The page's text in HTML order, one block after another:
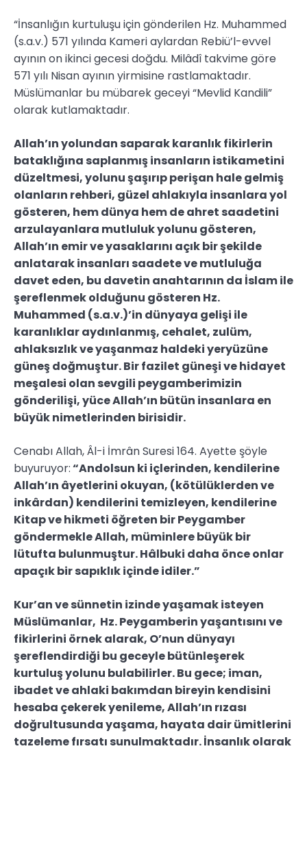
“İnsanlığın kurtuluşu için gönderilen Hz. Muhammed
(s.a.v.) 571 yılında Kameri aylardan Rebiü’l-evvel
ayının on ikinci gecesi doğdu. Milâdî takvime göre
571 yılı Nisan ayının yirmisine rastlamaktadır.
Müslümanlar bu mübarek geceyi “Mevlid Kandili”
olarak kutlamaktadır.
Allah’ın yolundan saparak karanlık fikirlerin
bataklığına saplanmış insanların istikametini
düzeltmesi, yolunu şaşırıp perişan hale gelmiş
olanların rehberi, güzel ahlakıyla insanlara yol
gösteren, hem dünya hem de ahret saadetini
arzulayanlara mutluluk yolunu gösteren,
Allah’ın emir ve yasaklarını açık bir şekilde
anlatarak insanları saadete ve mutluluğa
davet eden, bu davetin anahtarının da İslam ile
şereflenmek olduğunu gösteren Hz.
Muhammed (s.a.v.)’in dünyaya gelişi ile
karanlıklar aydınlanmış, cehalet, zulüm,
ahlaksızlık ve yaşanmaz haldeki yeryüzüne
güneş doğmuştur. Bir fazilet güneşi ve hidayet
meşalesi olan sevgili peygamberimizin
gönderilişi, yüce Allah’ın bütün insanlara en
büyük nimetlerinden birisidir.
Cenabı Allah, Âl-i İmrân Suresi 164. Ayette şöyle
buyuruyor:“Andolsun ki içlerinden, kendilerine
Allah’ın âyetlerini okuyan, (kötülüklerden ve
inkârdan) kendilerini temizleyen, kendilerine
Kitap ve hikmeti öğreten bir Peygamber
göndermekle Allah, müminlere büyük bir
lütufta bulunmuştur. Hâlbuki daha önce onlar
apaçık bir sapıklık içinde idiler.”
Kur’an ve sünnetin izinde yaşamak isteyen
Müslümanlar, Hz. Peygamberin yaşantısını ve
fikirlerini örnek alarak, O’nun dünyayı
şereflendirdiği bu geceyle bütünleşerek
kurtuluş yolunu bulabilirler. Bu gece; iman,
ibadet ve ahlaki bakımdan bireyin kendisini
hesaba çekerek yenileme, Allah’ın rızası
doğrultusunda yaşama, hayata dair ümitlerini
tazeleme fırsatı sunulmaktadır. İnsanlık olarak